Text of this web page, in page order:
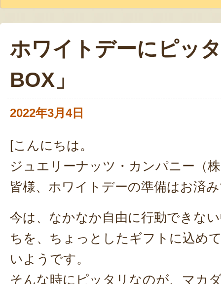
ホワイトデーにピッ
BOX」
2022年3月4日
[こんにちは。
ジュエリーナッツ・カンパニー（
皆様、ホワイトデーの準備はお済
今は、なかなか自由に行動できな
ちを、ちょっとしたギフトに込め
いようです。
そんな時にピッタリなのが、マカ